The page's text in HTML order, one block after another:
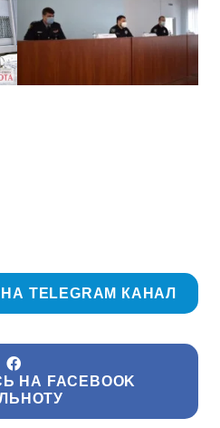
TELEGRAM КАНАЛ
НА FACEBOOK